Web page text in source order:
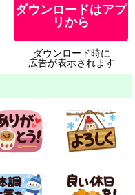
ダウンロードはアプ
リから
ダウンロード時に
広告が表示されます